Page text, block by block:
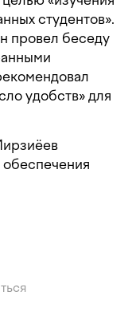
студентов».
провел беседу
удобств» для
обеспечения